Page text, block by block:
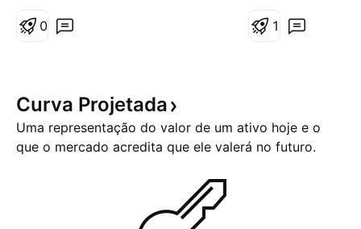
der o sinal. No gráfico de 1
-4.
0
com uma
sequência de
1
Curva Projetada
Uma representação do valor de um ativo hoje e o
que o mercado acredita que ele valerá no futuro.